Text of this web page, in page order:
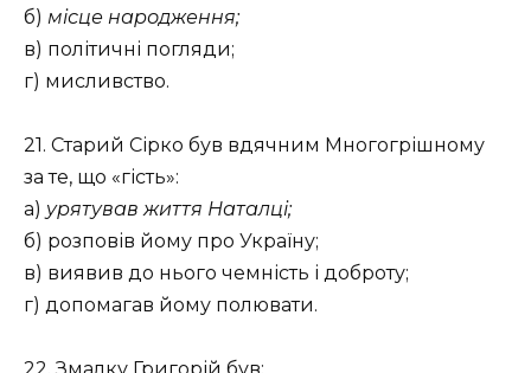
б) місце народження;
в) політичні погляди;
г) мисливство.
21. Старий Сірко був вдячним Многогрішному
за те, що «гість»:
а) урятував життя Наталці;
б) розповів йому про Україну;
в) виявив до нього чемність і доброту;
г) допомагав йому полювати.